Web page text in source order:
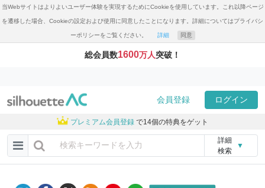
当Webサイトはよりよいユーザー体験を実現するためにCookieを使用しています。これ以降ページ
を遷移した場合、Cookieの設定および使用に同意したことになります。詳細についてはプライバシ
ーポリシーをご覧ください。 詳細 同意
総会員数1600万人突破！
会員登録 ログイン
プレミアム会員登録 で14個の特典をゲット
詳細
検索
▼